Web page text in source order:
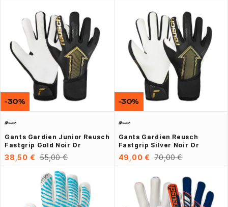
Gants Gardien Junior Reusch
Fastgrip Gold Noir Or
38,50 € 55,00 €
-30%
Gants Gardien Reusch
Fastgrip Silver Noir Or
49,00 € 70,00 €
-30%